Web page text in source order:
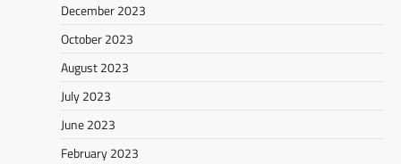
December 2023
October 2023
August 2023
July 2023
June 2023
February 2023